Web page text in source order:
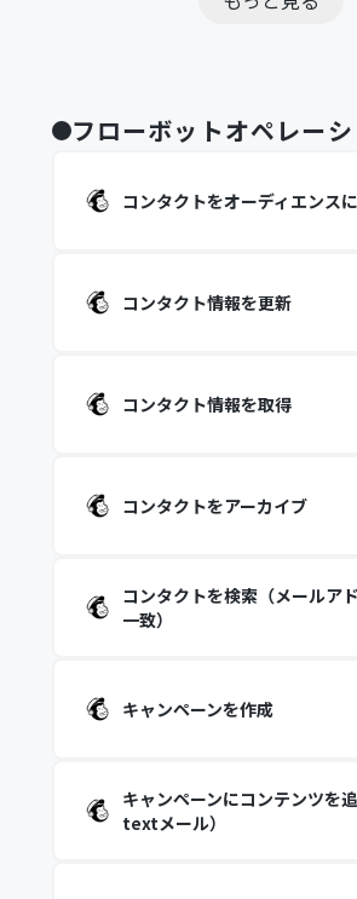
フローボットオペレー
コンタクトをオーディエンス
コンタクト情報を更新
コンタクト情報を取得
コンタクトをアーカイブ
コンタクトを検索（メールア
一致）
キャンペーンを作成
キャンペーンにコンテンツを
textメール）